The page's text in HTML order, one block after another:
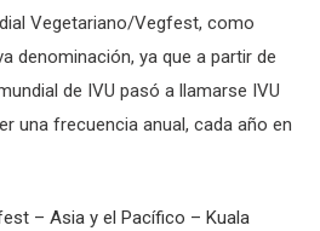
Vegetariano/Vegfest, como
denominación, ya que a partir de
de IVU pasó a llamarse IVU
una frecuencia anual, cada año en
– Asia y el Pacífico – Kuala